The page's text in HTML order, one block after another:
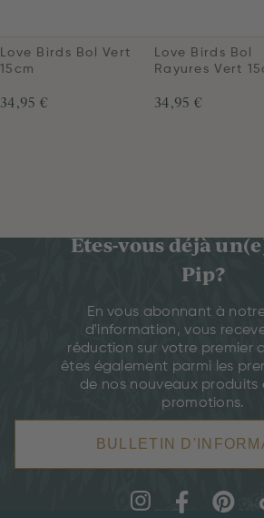
Love Birds Bol Vert
15cm
34,95 €
Love Birds Bol
Rayures Vert
34,95 €
Êtes-vous déjà
Pip?
En vous abonnant à
d'information, vous
réduction sur votre premier
êtes également parmi les
de nos nouveaux produits
promotions.
BULLETIN